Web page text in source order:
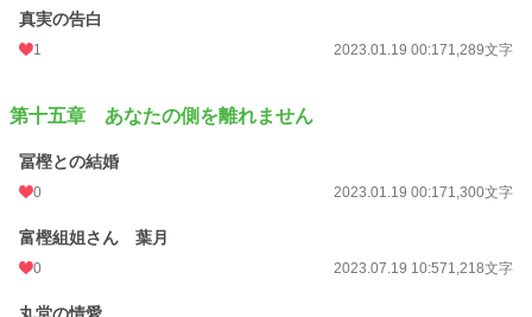
真実の告白
1 2023.01.19 00:171,289文字
第十五章 あなたの側を離れません
冨樫との結婚
0 2023.01.19 00:171,300文字
富樫組姐さん 葉月
0 2023.07.19 10:571,218文字